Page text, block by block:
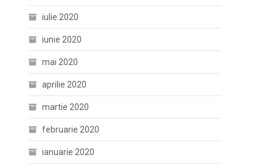
iulie 2020
iunie 2020
mai 2020
aprilie 2020
martie 2020
februarie 2020
ianuarie 2020